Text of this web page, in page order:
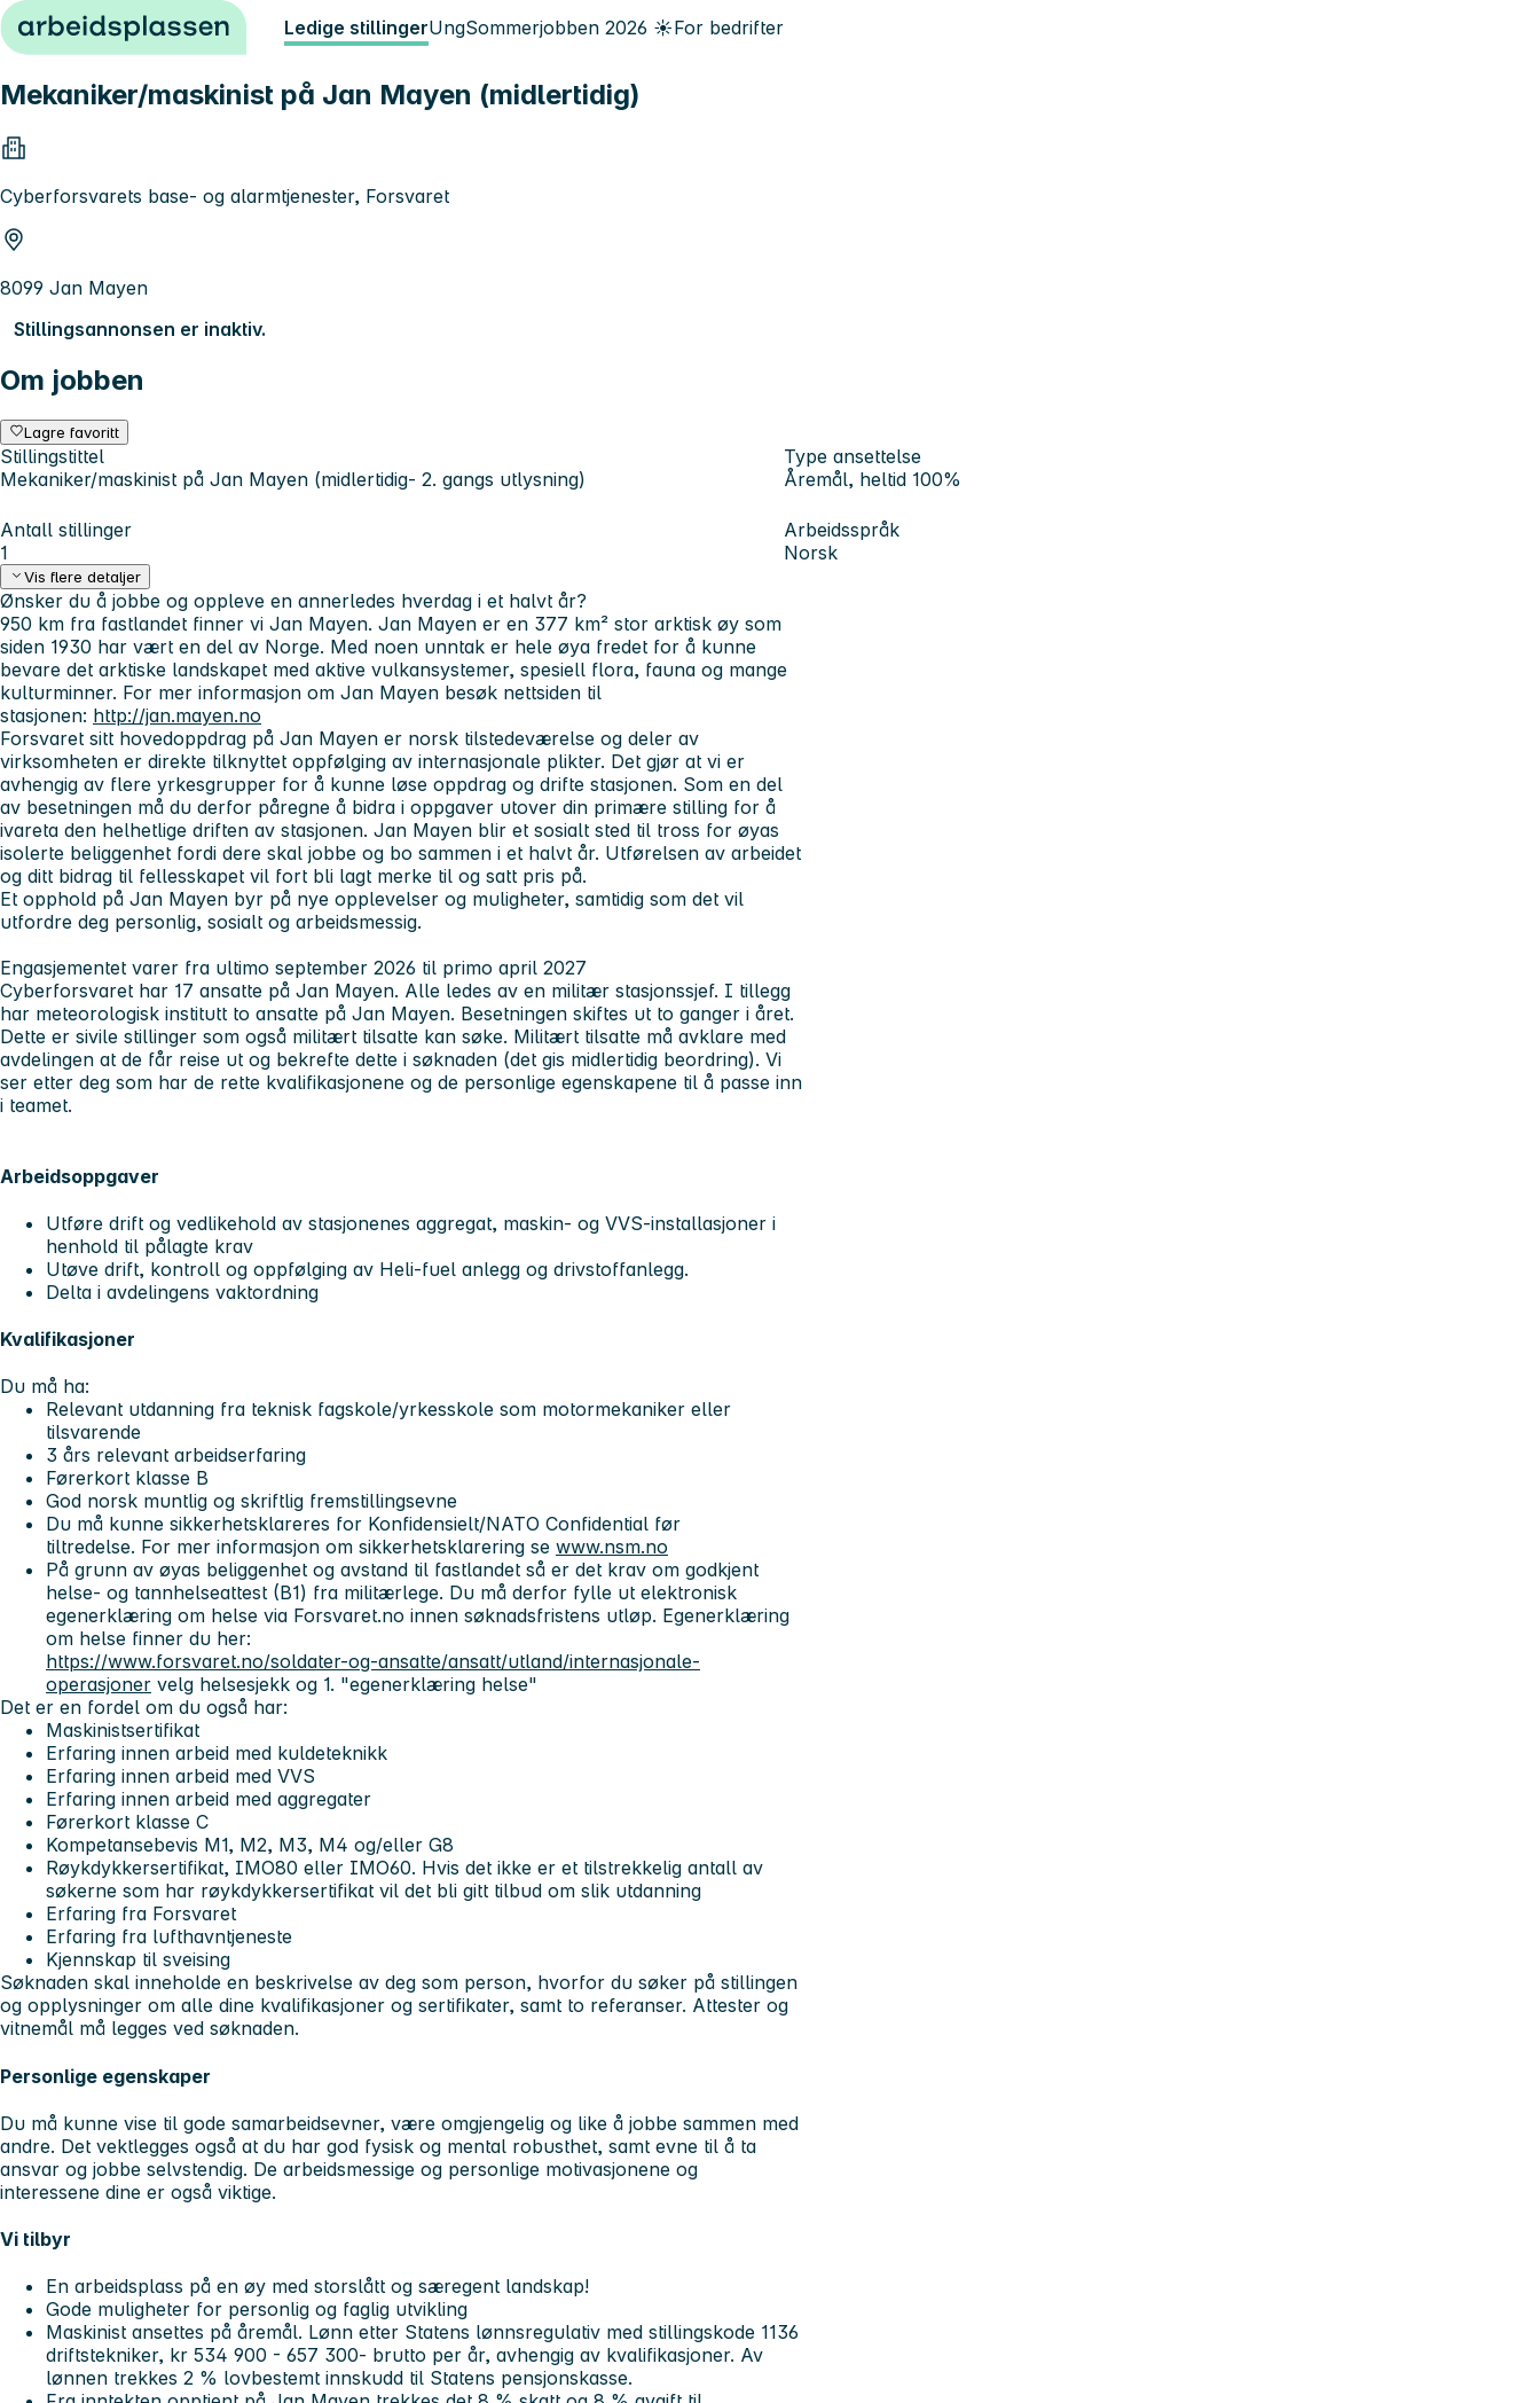
Hopp til innhold Ledige stillingerUngSommerjobben 2026 ☀️For bedrifter
Mekaniker/maskinist på Jan Mayen (midlertidig)
Cyberforsvarets base- og alarmtjenester, Forsvaret
8099 Jan Mayen
Stillingsannonsen er inaktiv.
Om jobben
Lagre favoritt
Stillingstittel
Mekaniker/maskinist på Jan Mayen (midlertidig- 2. gangs utlysning)
Type ansettelse
Åremål, heltid 100%
Antall stillinger
1
Arbeidsspråk
Norsk
Vis flere detaljer
Ønsker du å jobbe og oppleve en annerledes hverdag i et halvt år?
950 km fra fastlandet finner vi Jan Mayen. Jan Mayen er en 377 km² stor arktisk øy som
siden 1930 har vært en del av Norge. Med noen unntak er hele øya fredet for å kunne
bevare det arktiske landskapet med aktive vulkansystemer, spesiell flora, fauna og mange
kulturminner. For mer informasjon om Jan Mayen besøk nettsiden til
stasjonen: http://jan.mayen.no
Forsvaret sitt hovedoppdrag på Jan Mayen er norsk tilstedeværelse og deler av
virksomheten er direkte tilknyttet oppfølging av internasjonale plikter. Det gjør at vi er
avhengig av flere yrkesgrupper for å kunne løse oppdrag og drifte stasjonen. Som en del
av besetningen må du derfor påregne å bidra i oppgaver utover din primære stilling for å
ivareta den helhetlige driften av stasjonen. Jan Mayen blir et sosialt sted til tross for øyas
isolerte beliggenhet fordi dere skal jobbe og bo sammen i et halvt år. Utførelsen av arbeidet
og ditt bidrag til fellesskapet vil fort bli lagt merke til og satt pris på.
Et opphold på Jan Mayen byr på nye opplevelser og muligheter, samtidig som det vil
utfordre deg personlig, sosialt og arbeidsmessig.
Engasjementet varer fra ultimo september 2026 til primo april 2027
Cyberforsvaret har 17 ansatte på Jan Mayen. Alle ledes av en militær stasjonssjef. I tillegg
har meteorologisk institutt to ansatte på Jan Mayen. Besetningen skiftes ut to ganger i året.
Dette er sivile stillinger som også militært tilsatte kan søke. Militært tilsatte må avklare med
avdelingen at de får reise ut og bekrefte dette i søknaden (det gis midlertidig beordring). Vi
ser etter deg som har de rette kvalifikasjonene og de personlige egenskapene til å passe inn
i teamet.
Arbeidsoppgaver
Utføre drift og vedlikehold av stasjonenes aggregat, maskin- og VVS-installasjoner i
henhold til pålagte krav
Utøve drift, kontroll og oppfølging av Heli-fuel anlegg og drivstoffanlegg.
Delta i avdelingens vaktordning
Kvalifikasjoner
Du må ha:
Relevant utdanning fra teknisk fagskole/yrkesskole som motormekaniker eller
tilsvarende
3 års relevant arbeidserfaring
Førerkort klasse B
God norsk muntlig og skriftlig fremstillingsevne
Du må kunne sikkerhetsklareres for Konfidensielt/NATO Confidential før
tiltredelse. For mer informasjon om sikkerhetsklarering se www.nsm.no
På grunn av øyas beliggenhet og avstand til fastlandet så er det krav om godkjent
helse- og tannhelseattest (B1) fra militærlege. Du må derfor fylle ut elektronisk
egenerklæring om helse via Forsvaret.no innen søknadsfristens utløp. Egenerklæring
om helse finner du her:
https://www.forsvaret.no/soldater-og-ansatte/ansatt/utland/internasjonale-
operasjoner velg helsesjekk og 1. "egenerklæring helse"
Det er en fordel om du også har:
Maskinistsertifikat
Erfaring innen arbeid med kuldeteknikk
Erfaring innen arbeid med VVS
Erfaring innen arbeid med aggregater
Førerkort klasse C
Kompetansebevis M1, M2, M3, M4 og/eller G8
Røykdykkersertifikat, IMO80 eller IMO60. Hvis det ikke er et tilstrekkelig antall av
søkerne som har røykdykkersertifikat vil det bli gitt tilbud om slik utdanning
Erfaring fra Forsvaret
Erfaring fra lufthavntjeneste
Kjennskap til sveising
Søknaden skal inneholde en beskrivelse av deg som person, hvorfor du søker på stillingen
og opplysninger om alle dine kvalifikasjoner og sertifikater, samt to referanser. Attester og
vitnemål må legges ved søknaden.
Personlige egenskaper
Du må kunne vise til gode samarbeidsevner, være omgjengelig og like å jobbe sammen med
andre. Det vektlegges også at du har god fysisk og mental robusthet, samt evne til å ta
ansvar og jobbe selvstendig. De arbeidsmessige og personlige motivasjonene og
interessene dine er også viktige.
Vi tilbyr
En arbeidsplass på en øy med storslått og særegent landskap!
Gode muligheter for personlig og faglig utvikling
Maskinist ansettes på åremål. Lønn etter Statens lønnsregulativ med stillingskode 1136
driftstekniker, kr 534 900 - 657 300- brutto per år, avhengig av kvalifikasjoner. Av
lønnen trekkes 2 % lovbestemt innskudd til Statens pensjonskasse.